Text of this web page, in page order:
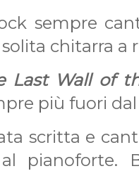
sempre
chitarra
Last Wall of
più fuori
scritta e
pianoforte.